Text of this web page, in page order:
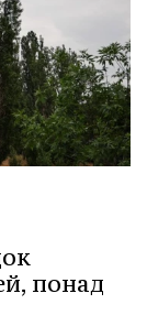
понад